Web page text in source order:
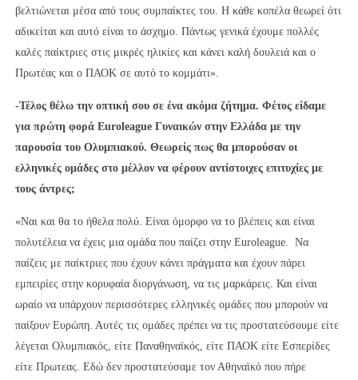
βελτιώνεται μέσα από τους συμπαίκτες του. Η κάθε κοπέλα θεωρεί ότι
αδικείται και αυτό είναι το άσχημο. Πάντως γενικά έχουμε πολλές
καλές παίκτριες στις μικρές ηλικίες και κάνει καλή δουλειά και ο
Πρωτέας και ο ΠΑΟΚ σε αυτό το κομμάτι».
-Τέλος θέλω την οπτική σου σε ένα ακόμα ζήτημα. Φέτος είδαμε
για πρώτη φορά Euroleague Γυναικών στην Ελλάδα με την
παρουσία του Ολυμπιακού. Θεωρείς πως θα μπορούσαν οι
ελληνικές ομάδες στο μέλλον να φέρουν αντίστοιχες επιτυχίες με
τους άντρες;
«Ναι και θα το ήθελα πολύ. Είναι όμορφο να το βλέπεις και είναι
πολυτέλεια να έχεις μια ομάδα που παίζει στην Euroleague. Να
παίζεις με παίκτριες που έχουν κάνει πράγματα και έχουν πάρει
εμπειρίες στην κορυφαία διοργάνωση, να τις μαρκάρεις. Και είναι
ωραίο να υπάρχουν περισσότερες ελληνικές ομάδες που μπορούν να
παίξουν Ευρώπη. Αυτές τις ομάδες πρέπει να τις προστατεύσουμε είτε
λέγεται Ολυμπιακός, είτε Παναθηναϊκός, είτε ΠΑΟΚ είτε Εσπερίδες
είτε Πρωτεας. Εδώ δεν προστατεύσαμε τον Αθηναϊκό που πήρε